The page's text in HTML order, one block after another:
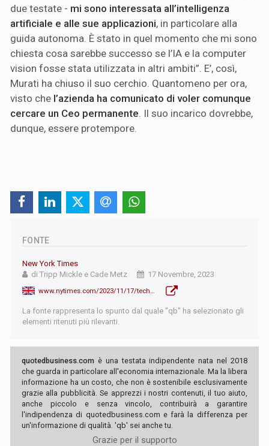
due testate - mi sono interessata all’intelligenza
artificiale e alle sue applicazioni, in particolare alla
guida autonoma. È stato in quel momento che mi sono
chiesta cosa sarebbe successo se l’IA e la computer
vision fosse stata utilizzata in altri ambiti”. E’, così,
Murati ha chiuso il suo cerchio. Quantomeno per ora,
visto che l’azienda ha comunicato di voler comunque
cercare un Ceo permanente . Il suo incarico dovrebbe,
dunque, essere protempore.
FONTE
New York Times
di Tripp Mickle e Cade Metz
17 Novembre, 2023
La fonte rappresenta lo spunto dal quale "qb" ha selezionato gli
elementi ritenuti più rilevanti.
quotedbusiness.com è una testata indipendente nata nel 2018
che guarda in particolare all'economia internazionale. Ma la libera
informazione ha un costo, che non è sostenibile esclusivamente
grazie alla pubblicità. Se apprezzi i nostri contenuti, il tuo aiuto,
anche piccolo e senza vincolo, contribuirà a garantire
l'indipendenza di quotedbusiness.com e farà la differenza per
un'informazione di qualità. 'qb' sei anche tu.
Grazie per il supporto